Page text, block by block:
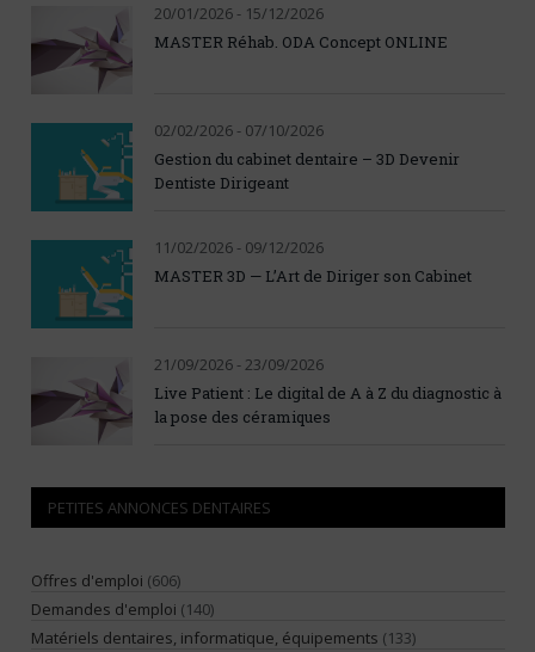
20/01/2026 - 15/12/2026
MASTER Réhab. ODA Concept ONLINE
02/02/2026 - 07/10/2026
Gestion du cabinet dentaire – 3D Devenir
Dentiste Dirigeant
11/02/2026 - 09/12/2026
MASTER 3D — L’Art de Diriger son Cabinet
21/09/2026 - 23/09/2026
Live Patient : Le digital de A à Z du diagnostic à
la pose des céramiques
PETITES ANNONCES DENTAIRES
Offres d'emploi (606)
Demandes d'emploi (140)
Matériels dentaires, informatique, équipements (133)